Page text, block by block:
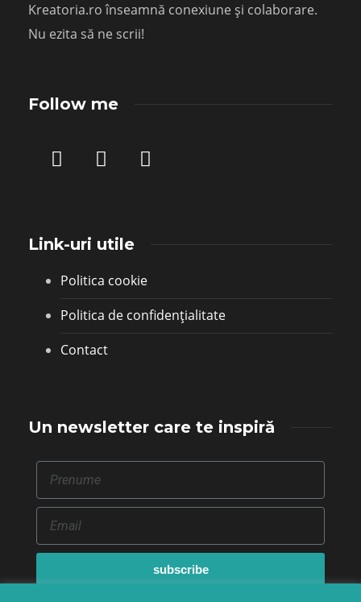
Kreatoria.ro înseamnă conexiune și colaborare.
Nu ezita să ne scrii!
Follow me
Link-uri utile
Politica cookie
Politica de confidențialitate
Contact
Un newsletter care te inspiră
subscribe